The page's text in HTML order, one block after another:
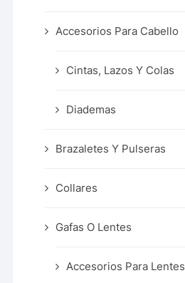
Accesorios Para Cabello
Cintas, Lazos Y Colas
Diademas
Brazaletes Y Pulseras
Collares
Gafas O Lentes
Accesorios Para Lentes